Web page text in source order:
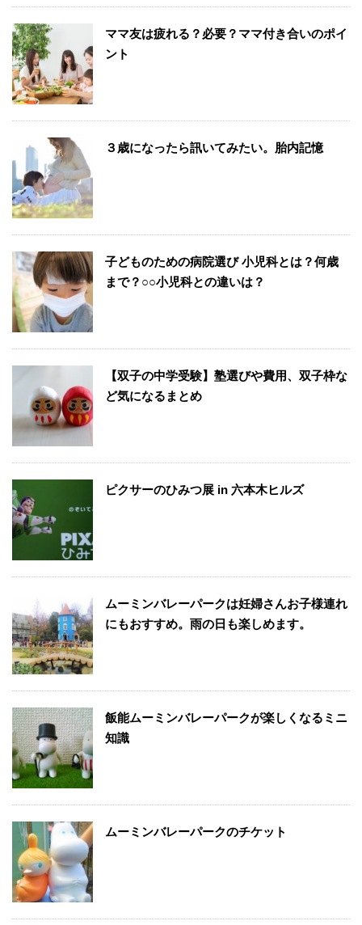
ママ友は疲れる？必要？ママ付き合いのポイ
ント
３歳になったら訊いてみたい。胎内記憶
子どものための病院選び 小児科とは？何歳
まで？○○小児科との違いは？
【双子の中学受験】塾選びや費用、双子枠な
ど気になるまとめ
ピクサーのひみつ展 in 六本木ヒルズ
ムーミンバレーパークは妊婦さんお子様連れ
にもおすすめ。雨の日も楽しめます。
飯能ムーミンバレーパークが楽しくなるミニ
知識
ムーミンバレーパークのチケット